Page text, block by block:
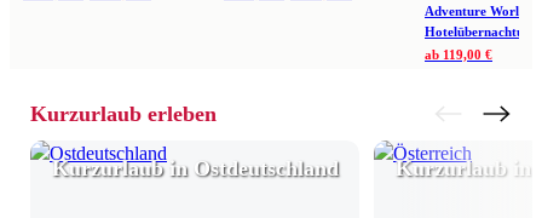
Adventure World
Hotelübernachtung
ab 119,00 €
Kurzurlaub erleben
Kurzurlaub in Ostdeutschland Kurzurlaub in